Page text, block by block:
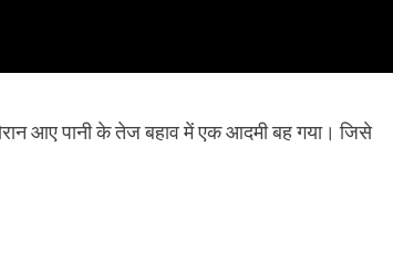
आए पानी के तेज बहाव में एक आदमी बह गया। जिसे